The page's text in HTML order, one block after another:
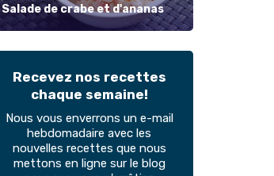
Salade de crabe et d'ananas
Recevez nos recettes
chaque semaine!
Nous vous enverrons un e-mail
hebdomadaire avec les
nouvelles recettes que nous
mettons en ligne sur le blog